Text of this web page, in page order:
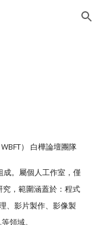
Skip to navigation
） 白樺論壇團隊
成。屬個人工作室，僅
，範圍涵蓋於：程式
、影片製作、影像製
領域。